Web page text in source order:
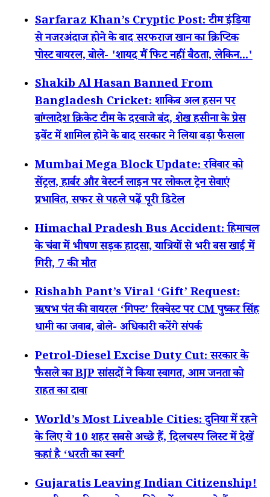
Sarfaraz Khan’s Cryptic Post: टीम इंडिया
से नजरअंदाज होने के बाद सरफराज खान का क्रिप्टिक
पोस्ट वायरल, बोले- 'शायद मैं फिट नहीं बैठता, लेकिन...'
Shakib Al Hasan Banned From
Bangladesh Cricket: शाकिब अल हसन पर
बांग्लादेश क्रिकेट टीम के दरवाजे बंद, शेख हसीना के प्रेस
इवेंट में शामिल होने के बाद सरकार ने लिया बड़ा फैसला
Mumbai Mega Block Update: रविवार को
सेंट्रल, हार्बर और वेस्टर्न लाइन पर लोकल ट्रेन सेवाएं
प्रभावित, सफर से पहले पढ़ें पूरी डिटेल
Himachal Pradesh Bus Accident: हिमाचल
के चंबा में भीषण सड़क हादसा, यात्रियों से भरी बस खाई में
गिरी, 7 की मौत
Rishabh Pant’s Viral ‘Gift’ Request:
ऋषभ पंत की वायरल ‘गिफ्ट’ रिक्वेस्ट पर CM पुष्कर सिंह
धामी का जवाब, बोले- अधिकारी करेंगे संपर्क
Petrol-Diesel Excise Duty Cut: सरकार के
फैसले का BJP सांसदों ने किया स्वागत, आम जनता को
राहत का दावा
World’s Most Liveable Cities: दुनिया में रहने
के लिए ये 10 शहर सबसे अच्छे हैं, दिलचस्प लिस्ट में देखें
कहां है ‘धरती का स्वर्ग’
Gujaratis Leaving Indian Citizenship!